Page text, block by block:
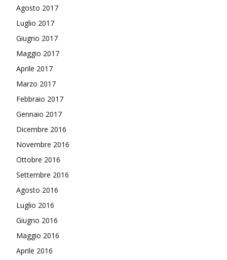
Agosto 2017
Luglio 2017
Giugno 2017
Maggio 2017
Aprile 2017
Marzo 2017
Febbraio 2017
Gennaio 2017
Dicembre 2016
Novembre 2016
Ottobre 2016
Settembre 2016
Agosto 2016
Luglio 2016
Giugno 2016
Maggio 2016
Aprile 2016